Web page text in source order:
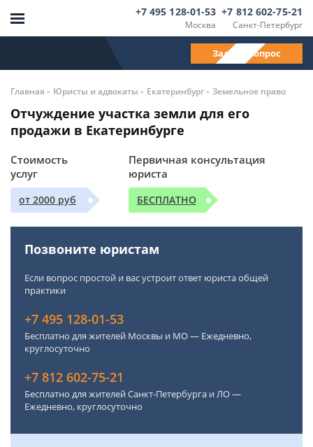
Москва
+7 495 128-01-53
Санкт-Петербург
+7 812 602-75-21
Задать вопрос
Главная - Юристы и адвокаты - Екатеринбург- Земельное право
Отчуждение участка земли для его
продажи в Екатеринбурге
Стоимость
услуг
от 2000 руб
Первичная консультация
юриста
БЕСПЛАТНО
Позвоните юристам
Если вопрос простой и вас устроит ответ юриста общей
практики
+7 495 128-01-53
Бесплатно для жителей Москвы и МО — Ежедневно,
круглосуточно
+7 812 602-75-21
Бесплатно для жителей Санкт-Петербурга и ЛО —
Ежедневно, круглосуточно